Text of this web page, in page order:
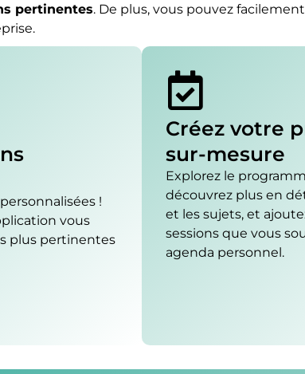
pertinentes. De plus, vous pouvez
!
vous
plus pertinentes
Créez votre
sur-mesure
Explorez le
découvrez plus en
et les sujets, et
sessions que vous
agenda personnel.